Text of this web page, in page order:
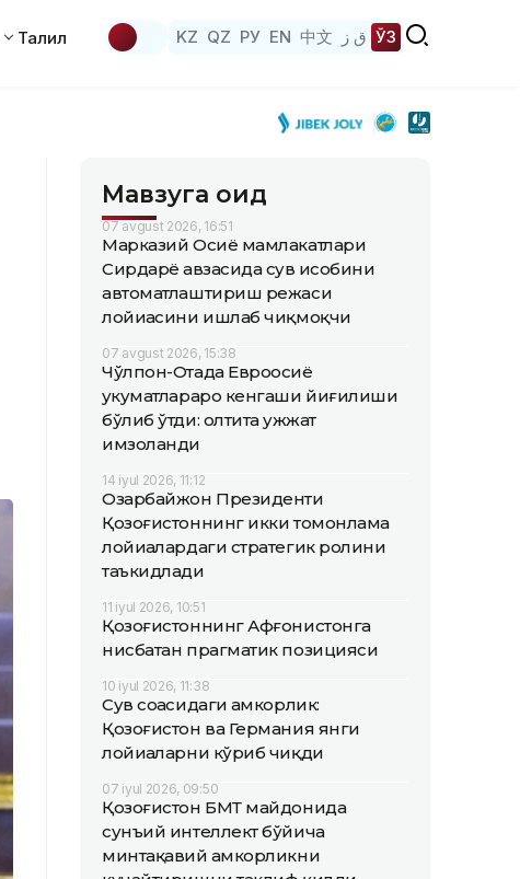
Таҳлил KZ QZ РУ EN 中文 ق ز ЎЗ
Мавзуга оид
07 avgust 2026, 16:51
Марказий Осиё мамлакатлари
Сирдарё ҳавзасида сув ҳисобини
автоматлаштириш режаси
лойиҳасини ишлаб чиқмоқчи
07 avgust 2026, 15:38
Чўлпон-Отада Евроосиё
ҳукуматлараро кенгаши йиғилиши
бўлиб ўтди: олтита ҳужжат
имзоланди
14 iyul 2026, 11:12
Озарбайжон Президенти
Қозоғистоннинг икки томонлама
лойиҳалардаги стратегик ролини
таъкидлади
11 iyul 2026, 10:51
Қозоғистоннинг Афғонистонга
нисбатан прагматик позицияси
10 iyul 2026, 11:38
Сув соҳасидаги ҳамкорлик:
Қозоғистон ва Германия янги
лойиҳаларни кўриб чиқди
07 iyul 2026, 09:50
Қозоғистон БМТ майдонида
сунъий интеллект бўйича
минтақавий ҳамкорликни